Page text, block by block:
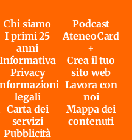
Chi siamo
I primi 25
anni
Informativa
Privacy
legali
Carta dei
servizi
Pubblicità
Podcast
AteneoCard
+
Crea il tuo
sito web
Lavora con
noi
Mappa dei
contenuti